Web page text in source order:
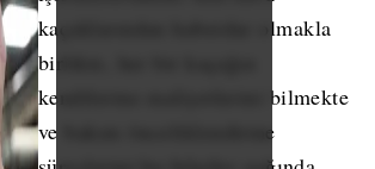
kaçaklarından haberdar olmakla
birlikte, her bir kaçağın
kendilerine maliyetlerini bilmekte
ve bakım önceliklendirme